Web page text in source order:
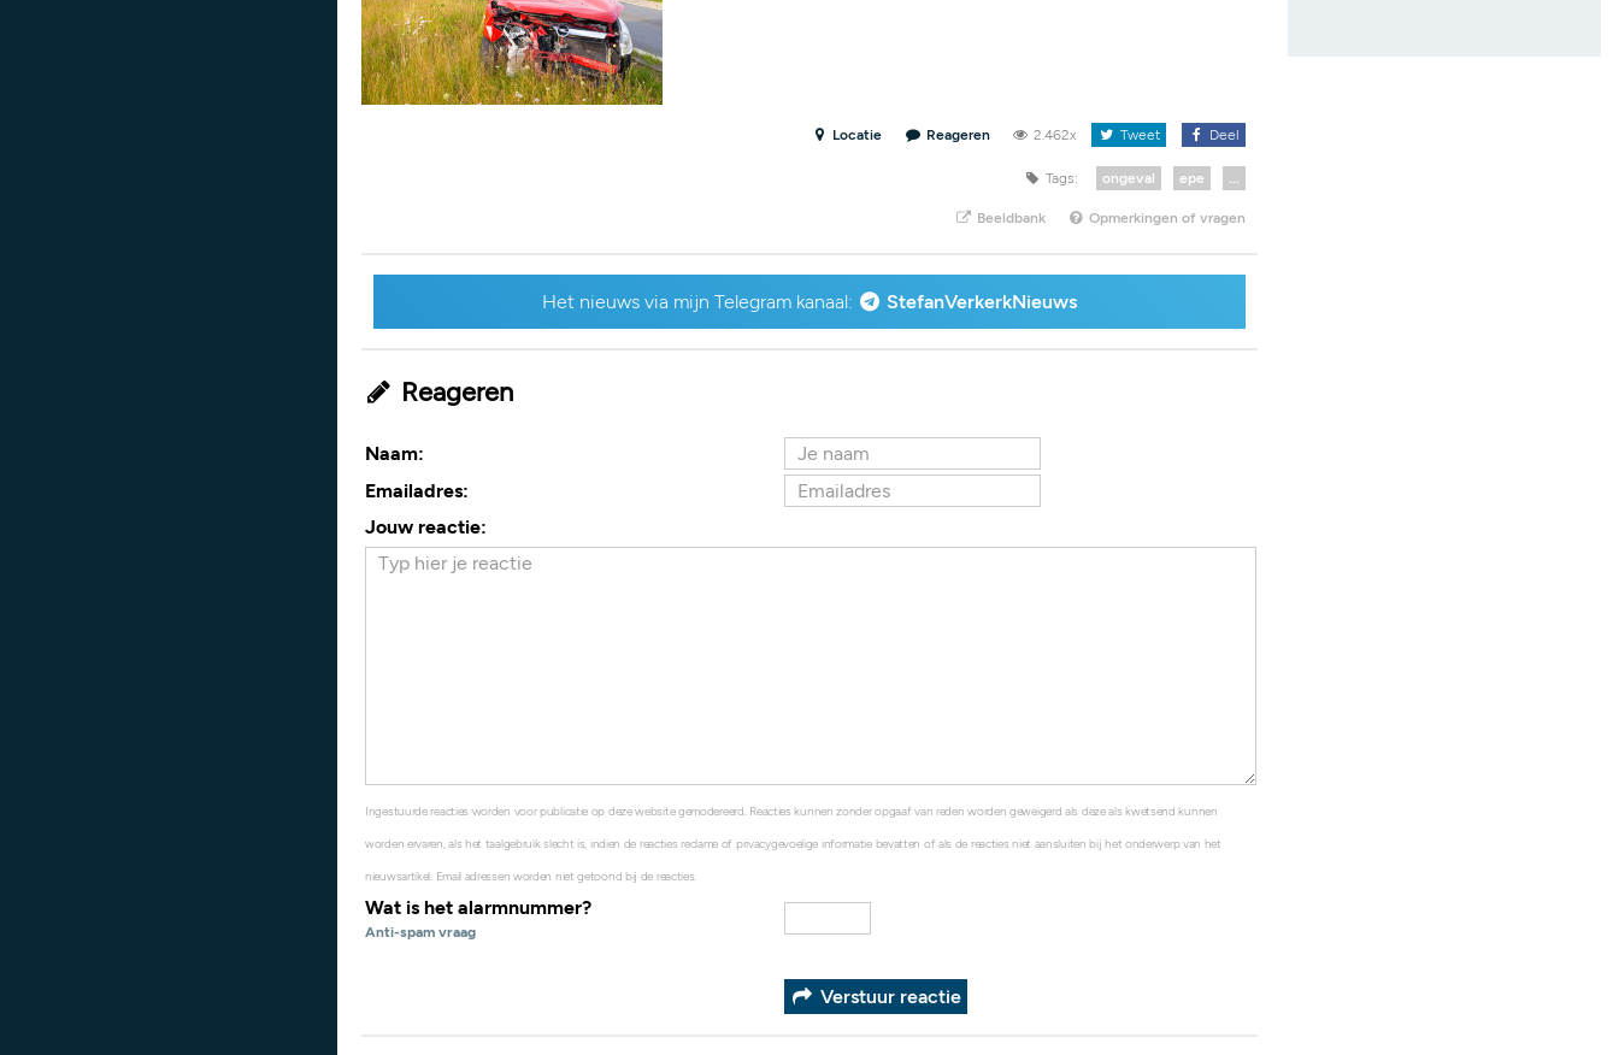
Locatie Reageren 2.462x Tweet Deel
Tags: ongeval epe ...
Beeldbank Opmerkingen of vragen
Het nieuws via mijn Telegram kanaal: StefanVerkerkNieuws
Reageren
Naam:
Emailadres:
Jouw reactie:
Ingestuurde reacties worden voor publicatie op deze website gemodereerd. Reacties kunnen zonder opgaaf van reden worden geweigerd als deze als kwetsend kunnen
worden ervaren, als het taalgebruik slecht is, indien de reacties reclame of privacygevoelige informatie bevatten of als de reacties niet aansluiten bij het onderwerp van het
nieuwsartikel. Email adressen worden niet getoond bij de reacties.
Wat is het alarmnummer?
Anti-spam vraag
Verstuur reactie